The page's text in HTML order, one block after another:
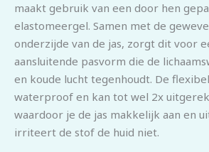
maakt gebruik van een door hen
elastomeergel. Samen met de
onderzijde van de jas, zorgt dit voor
aansluitende pasvorm die de
en koude lucht tegenhoudt. De
waterproof en kan tot wel 2x
waardoor je de jas makkelijk aan en
irriteert de stof de huid niet.